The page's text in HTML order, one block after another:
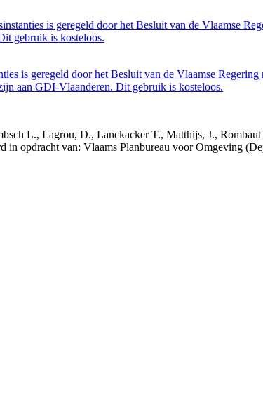
is geregeld door het Besluit van de Vlaamse
gebruik is kosteloos.
is geregeld door het Besluit van de Vlaamse
aan GDI-Vlaanderen. Dit gebruik is kosteloos.
L., Lagrou, D., Lanckacker T., Matthijs, J.,
opdracht van: Vlaams Planbureau voor Omgeving